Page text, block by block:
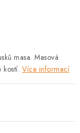
masa. Masová
kostí. Více informací